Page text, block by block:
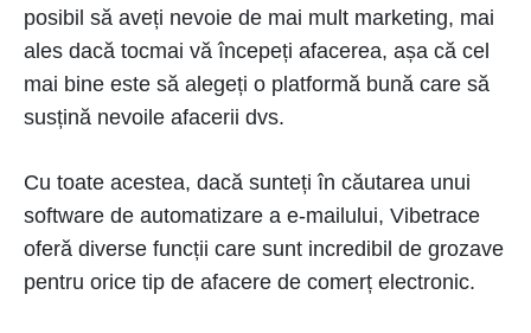
posibil să aveți nevoie de mai mult marketing, mai
ales dacă tocmai vă începeți afacerea, așa că cel
mai bine este să alegeți o platformă bună care să
susțină nevoile afacerii dvs.
Cu toate acestea, dacă sunteți în căutarea unui
software de automatizare a e-mailului, Vibetrace
oferă diverse funcții care sunt incredibil de grozave
pentru orice tip de afacere de comerț electronic.